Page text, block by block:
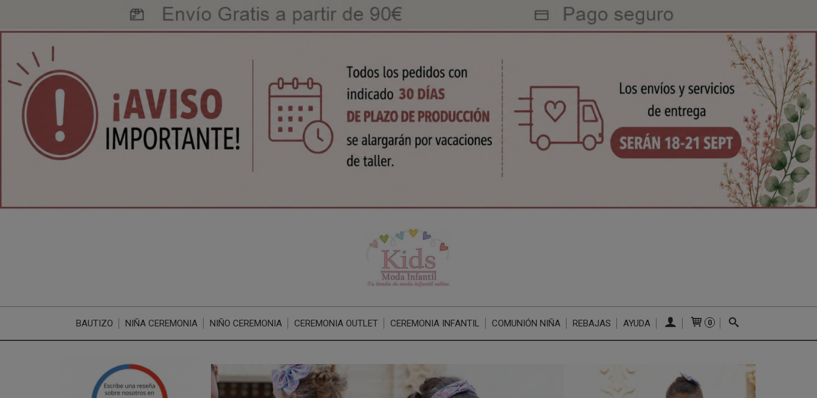
BAUTIZO NIÑA CEREMONIA NIÑO CEREMONIA CEREMONIA OUTLET CEREMONIA INFANTIL COMUNIÓN NIÑA REBAJAS AYUDA 0